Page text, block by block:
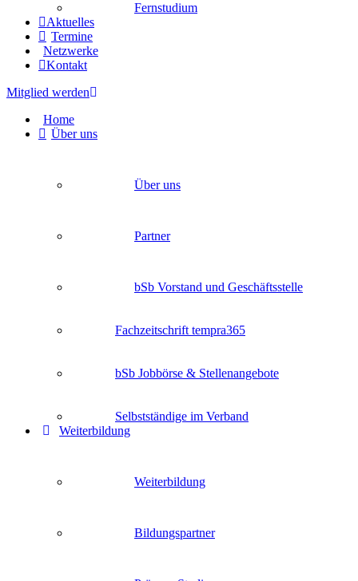
Fernstudium
Aktuelles
Termine
Netzwerke
Kontakt
Mitglied werden
Home
Über uns
Über uns
Partner
bSb Vorstand und Geschäftsstelle
Fachzeitschrift tempra365
bSb Jobbörse & Stellenangebote
Selbstständige im Verband
Weiterbildung
Weiterbildung
Bildungspartner